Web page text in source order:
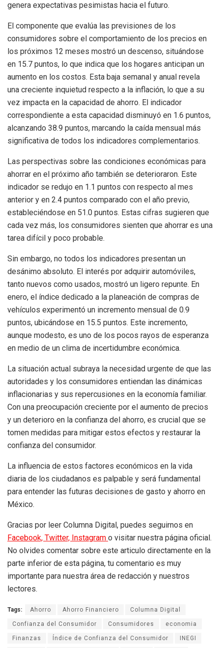
genera expectativas pesimistas hacia el futuro.
El componente que evalúa las previsiones de los
consumidores sobre el comportamiento de los precios en
los próximos 12 meses mostró un descenso, situándose
en 15.7 puntos, lo que indica que los hogares anticipan un
aumento en los costos. Esta baja semanal y anual revela
una creciente inquietud respecto a la inflación, lo que a su
vez impacta en la capacidad de ahorro. El indicador
correspondiente a esta capacidad disminuyó en 1.6 puntos,
alcanzando 38.9 puntos, marcando la caída mensual más
significativa de todos los indicadores complementarios.
Las perspectivas sobre las condiciones económicas para
ahorrar en el próximo año también se deterioraron. Este
indicador se redujo en 1.1 puntos con respecto al mes
anterior y en 2.4 puntos comparado con el año previo,
estableciéndose en 51.0 puntos. Estas cifras sugieren que
cada vez más, los consumidores sienten que ahorrar es una
tarea difícil y poco probable.
Sin embargo, no todos los indicadores presentan un
desánimo absoluto. El interés por adquirir automóviles,
tanto nuevos como usados, mostró un ligero repunte. En
enero, el índice dedicado a la planeación de compras de
vehículos experimentó un incremento mensual de 0.9
puntos, ubicándose en 15.5 puntos. Este incremento,
aunque modesto, es uno de los pocos rayos de esperanza
en medio de un clima de incertidumbre económica.
La situación actual subraya la necesidad urgente de que las
autoridades y los consumidores entiendan las dinámicas
inflacionarias y sus repercusiones en la economía familiar.
Con una preocupación creciente por el aumento de precios
y un deterioro en la confianza del ahorro, es crucial que se
tomen medidas para mitigar estos efectos y restaurar la
confianza del consumidor.
La influencia de estos factores económicos en la vida
diaria de los ciudadanos es palpable y será fundamental
para entender las futuras decisiones de gasto y ahorro en
México.
Gracias por leer Columna Digital, puedes seguirnos en
Facebook, Twitter, Instagram o visitar nuestra página oficial.
No olvides comentar sobre este articulo directamente en la
parte inferior de esta página, tu comentario es muy
importante para nuestra área de redacción y nuestros
lectores.
Tags: Ahorro Ahorro Financiero Columna Digital
Confianza del Consumidor Consumidores economia
Finanzas Índice de Confianza del Consumidor INEGI